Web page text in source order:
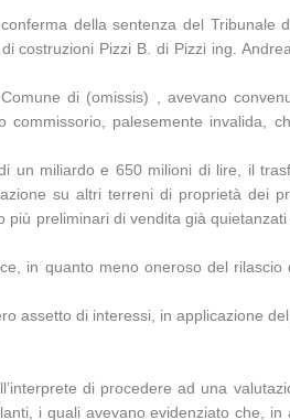
della sentenza del
costruzioni Pizzi B. di Pizzi ing.
di (omissis) , avevano
palesemente invalida,
miliardo e 650 milioni di lire, il
su altri terreni di proprietà dei
preliminari di vendita già
in quanto meno oneroso del
assetto di interessi, in applicazione
di procedere ad una
i quali avevano evidenziato che,